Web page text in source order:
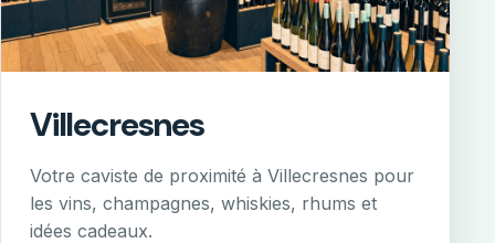
Villecresnes
Votre caviste de proximité à Villecresnes pour
les vins, champagnes, whiskies, rhums et
idées cadeaux.